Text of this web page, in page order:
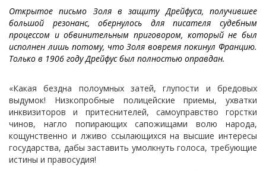
Открытое письмо Золя в защиту Дрейфуса, получившее
большой резонанс, обернулось для писателя судебным
процессом и обвинительным приговором, который не был
исполнен лишь потому, что Золя вовремя покинул Францию.
Только в 1906 году Дрейфус был полностью оправдан.
«Какая бездна полоумных затей, глупости и бредовых
выдумок! Низкопробные полицейские приемы, ухватки
инквизиторов и притеснителей, самоуправство горстки
чинов, нагло попирающих сапожищами волю народа,
кощунственно и лживо ссылающихся на высшие интересы
государства, дабы заставить умолкнуть голоса, требующие
истины и правосудия!